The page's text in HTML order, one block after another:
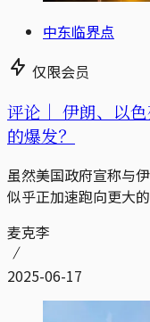
中东临界点
仅限会员
评论｜ 伊朗、以
的爆发？
虽然美国政府宣称与
似乎正加速跑向更大
麦克李
2025-06-17